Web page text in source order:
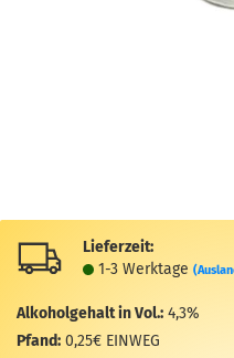
Lieferzeit:
1-3 Werktage
Alkoholgehalt in Vol.: 4,3%
Pfand: 0,25€ EINWEG